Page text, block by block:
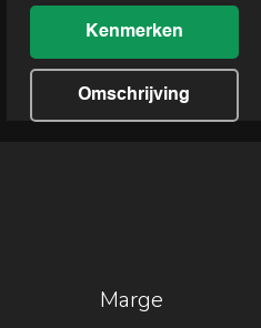
Kenmerken
Omschrijving
Marge